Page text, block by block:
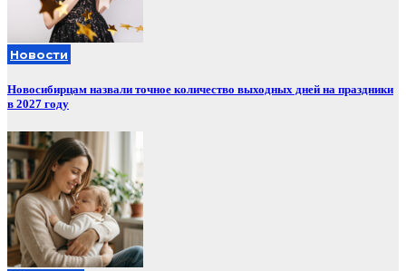
Новости
Новосибирцам назвали точное количество выходных дней на праздники
в 2027 году